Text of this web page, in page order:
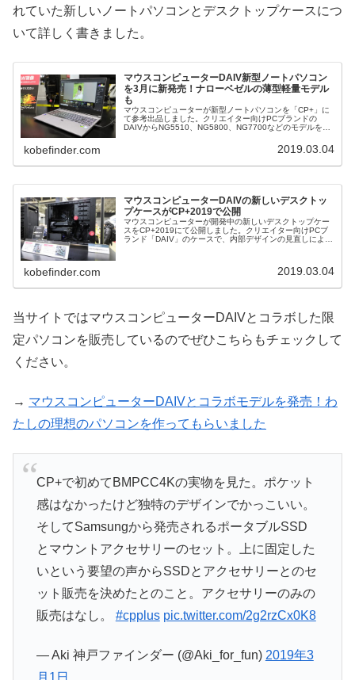
れていた新しいノートパソコンとデスクトップケースにつ
いて詳しく書きました。
マウスコンピューターDAIV新型ノートパソコン
を3月に新発売！ナローベゼルの薄型軽量モデル
も
マウスコンピューターが新型ノートパソコンを「CP+」に
て参考出品しました。クリエイター向けPCブランドの
DAIVからNG5510、NG5800、NG7700などのモデルを
kobefinder.com 2019.03.04
マウスコンピューターDAIVの新しいデスクトッ
プケースがCP+2019で公開
マウスコンピューターが開発中の新しいデスクトップケー
スをCP+2019にて公開しました。クリエイター向けPCブ
ランド「DAIV」のケースで、内部デザインの見直しによっ
kobefinder.com 2019.03.04
当サイトではマウスコンピューターDAIVとコラボした限
定パソコンを販売しているのでぜひこちらもチェックして
ください。
→ マウスコンピューターDAIVとコラボモデルを発売！わ
たしの理想のパソコンを作ってもらいました
CP+で初めてBMPCC4Kの実物を見た。ポケット
感はなかったけど独特のデザインでかっこいい。
そしてSamsungから発売されるポータブルSSD
とマウントアクセサリーのセット。上に固定した
いという要望の声からSSDとアクセサリーとのセ
ット販売を決めたとのこと。アクセサリーのみの
販売はなし。 #cpplus pic.twitter.com/2g2rzCx0K8
— Aki 神戸ファインダー (@Aki_for_fun) 2019年3